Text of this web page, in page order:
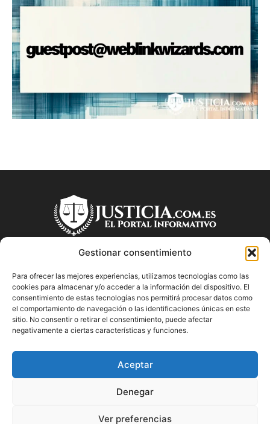
Gestionar consentimiento
Para ofrecer las mejores experiencias, utilizamos tecnologías como las
cookies para almacenar y/o acceder a la información del dispositivo. El
consentimiento de estas tecnologías nos permitirá procesar datos como
el comportamiento de navegación o las identificaciones únicas en este
sitio. No consentir o retirar el consentimiento, puede afectar
negativamente a ciertas características y funciones.
Aceptar
Denegar
Ver preferencias
SOBRE NOSOTROS
"Descubre en Justicia.com.es información relevante sobre la
justicia española. Obtén consejos jurídicos, conoce las leyes
y encuentra información útil sobre temas legales en este
blog dedicado a la justicia en España.
SÍGUENOS